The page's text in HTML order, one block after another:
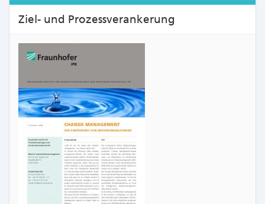
Ziel- und Prozessverankerung